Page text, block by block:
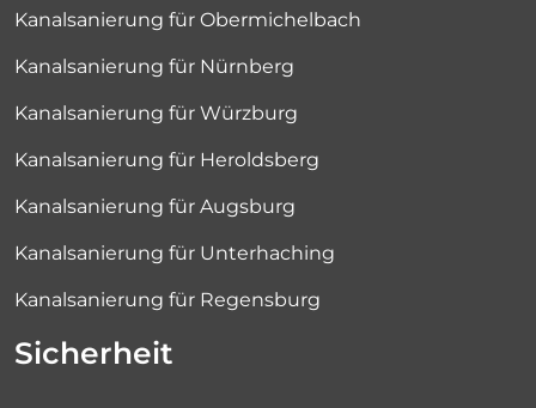
Kanalsanierung für Obermichelbach
Kanalsanierung für Nürnberg
Kanalsanierung für Würzburg
Kanalsanierung für Heroldsberg
Kanalsanierung für Augsburg
Kanalsanierung für Unterhaching
Kanalsanierung für Regensburg
Sicherheit